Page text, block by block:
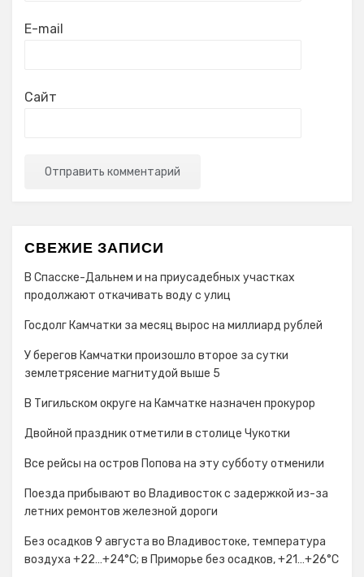
E-mail
Сайт
СВЕЖИЕ ЗАПИСИ
В Спасске-Дальнем и на приусадебных участках
продолжают откачивать воду с улиц
Госдолг Камчатки за месяц вырос на миллиард рублей
У берегов Камчатки произошло второе за сутки
землетрясение магнитудой выше 5
В Тигильском округе на Камчатке назначен прокурор
Двойной праздник отметили в столице Чукотки
Все рейсы на остров Попова на эту субботу отменили
Поезда прибывают во Владивосток с задержкой из-за
летних ремонтов железной дороги
Без осадков 9 августа во Владивостоке, температура
воздуха +22…+24°C; в Приморье без осадков, +21…+26°C